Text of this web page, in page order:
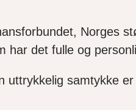
Norges
det fulle og
samtykke